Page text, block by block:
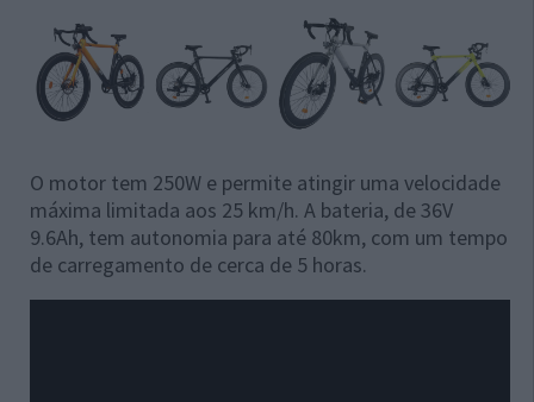
O motor tem 250W e permite atingir uma velocidade
máxima limitada aos 25 km/h. A bateria, de 36V
9.6Ah, tem autonomia para até 80km, com um tempo
de carregamento de cerca de 5 horas.